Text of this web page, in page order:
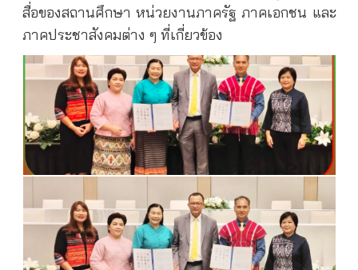
สื่อของสถานศึกษา หน่วยงานภาครัฐ ภาคเอกชน และ
ภาคประชาสังคมต่าง ๆ ที่เกี่ยวข้อง